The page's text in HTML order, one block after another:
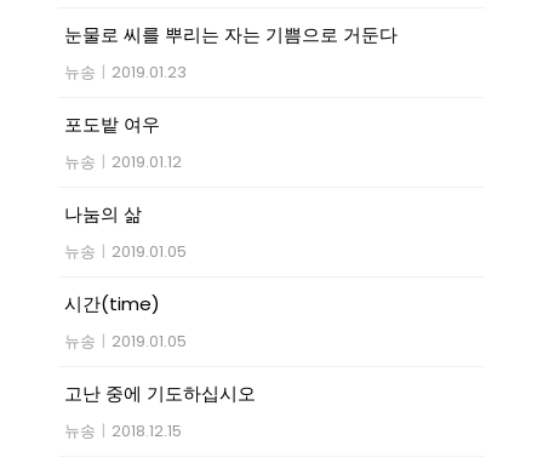
눈물로 씨를 뿌리는 자는 기쁨으로 거둔다
뉴송 | 2019.01.23
포도밭 여우
뉴송 | 2019.01.12
나눔의 삶
뉴송 | 2019.01.05
시간(time)
뉴송 | 2019.01.05
고난 중에 기도하십시오
뉴송 | 2018.12.15